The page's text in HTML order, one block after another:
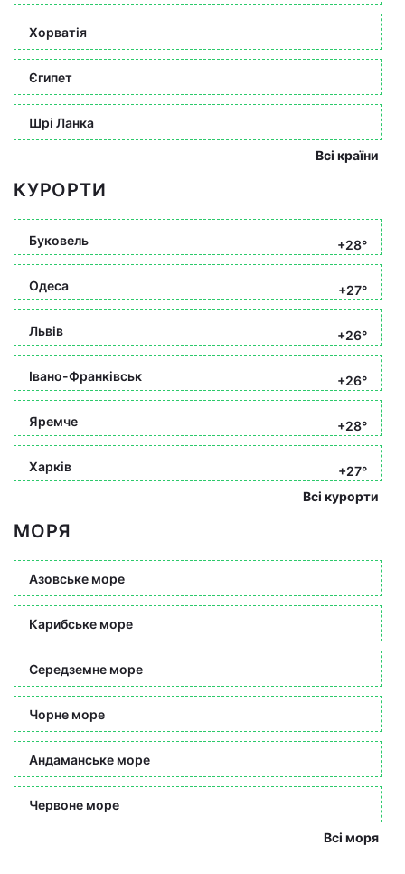
Хорватія
Єгипет
Шрі Ланка
Всі країни
КУРОРТИ
Буковель +28°
Одеса +27°
Львів +26°
Івано-Франківськ +26°
Яремче +28°
Харків
+27°
Всі курорти
МОРЯ
Азовське море
Карибське море
Середземне море
Чорне море
Андаманське море
Червоне море
Всі моря